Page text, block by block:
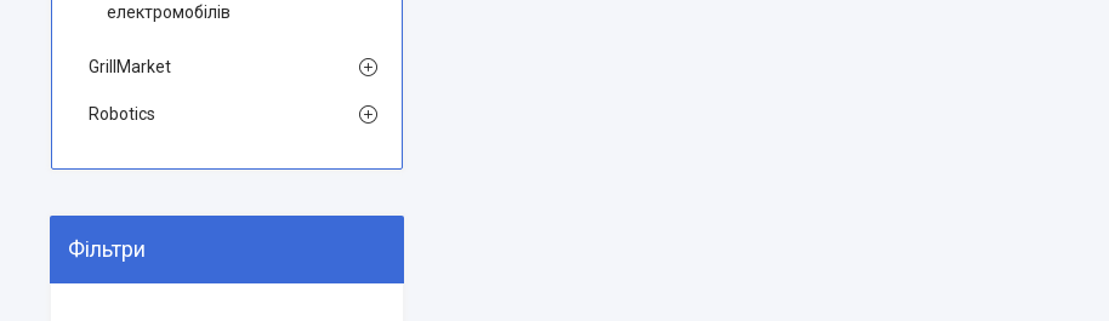
електромобілів
GrillMarket
Robotics
Фільтри